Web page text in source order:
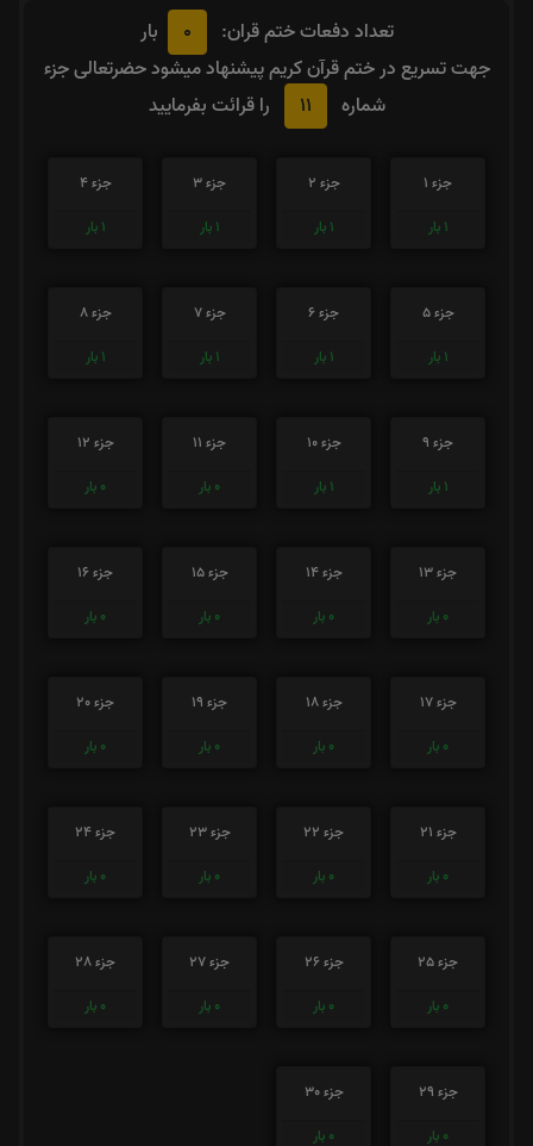
تعداد دفعات ختم قران: 0
بار
جهت تسریع در ختم قرآن کریم پیشنهاد میشود حضرتعالی جزء
شماره
11 را قرائت بفرمایید
جزء 1
1 بار
جزء 2
1 بار
جزء 3
1 بار
جزء 4
1 بار
جزء 5
1 بار
جزء 6
1 بار
جزء 7
1 بار
جزء 8
1 بار
جزء 9
1 بار
جزء 10
1 بار
جزء 11
0 بار
جزء 12
0 بار
جزء 13
0 بار
جزء 14
0 بار
جزء 15
0 بار
جزء 16
0 بار
جزء 17
0 بار
جزء 18
0 بار
جزء 19
0 بار
جزء 20
0 بار
جزء 21
0 بار
جزء 22
0 بار
جزء 23
0 بار
جزء 24
0 بار
جزء 25
0 بار
جزء 26
0 بار
جزء 27
0 بار
جزء 28
0 بار
جزء 29
0 بار
جزء 30
0 بار